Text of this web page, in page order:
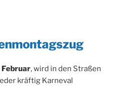
Februar, wird in den Straßen
kräftig Karneval